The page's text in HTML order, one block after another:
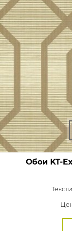
Обои KT-